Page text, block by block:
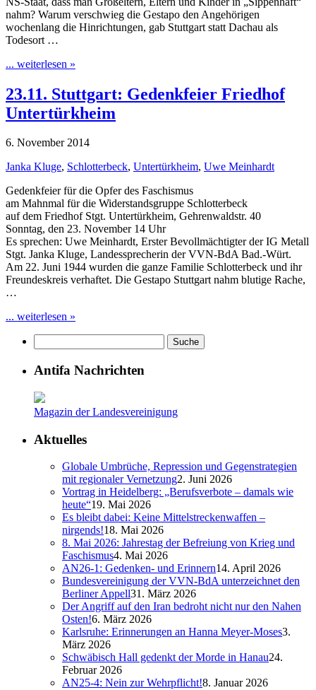
nahm? Warum verschwieg die Gestapo den Angehörigen
wochenlang die Hinrichtungen, gab Stuttgart statt Dachau als
Todesort …
... weiterlesen »
23.11. Stuttgart: Gedenkfeier Friedhof
Untertürkheim
6. November 2014
Janka Kluge, Schlotterbeck, Untertürkheim, Uwe Meinhardt
Gedenkfeier für die Opfer des Faschismus
am Mahnmal für die Widerstandsgruppe Schlotterbeck
auf dem Friedhof Stgt. Untertürkheim, Gehrenwaldstr. 40
Sonntag, den 23. November 14 Uhr
Es sprechen: Uwe Meinhardt, Erster Bevollmächtigter der IG Metall
Stgt. Janka Kluge, Landessprecherin der VVN-BdA Bad.-Würt.
Am 22. Juni 1944 wurden die ganze Familie Schlotterbeck und ihr
Freundeskreis verhaftet. Die Gestapo Stuttgart nahm blutige Rache,
…
... weiterlesen »
Antifa Nachrichten
Magazin der Landesvereinigung
Aktuelles
Globale Umbrüche, Repression und Gegenstrategien
mit regionaler Vernetzung2. Juni 2026
Vortrag in Heidelberg: „Berufsverbote – damals wie
heute“19. Mai 2026
Es bleibt dabei: Keine Mittelstreckenwaffen –
nirgends!18. Mai 2026
8. Mai 2026: Jahrestag der Befreiung von Krieg und
Faschismus4. Mai 2026
AN26-1: Gedenken- und Erinnern14. April 2026
Bundesvereinigung der VVN-BdA unterzeichnet den
Berliner Appell31. März 2026
Der Angriff auf den Iran bedroht nicht nur den Nahen
Osten!6. März 2026
Karlsruhe: Erinnerungen an Hanna Meyer-Moses3.
März 2026
Schwäbisch Hall gedenkt der Morde in Hanau24.
Februar 2026
AN25-4: Nein zur Wehrpflicht!8. Januar 2026